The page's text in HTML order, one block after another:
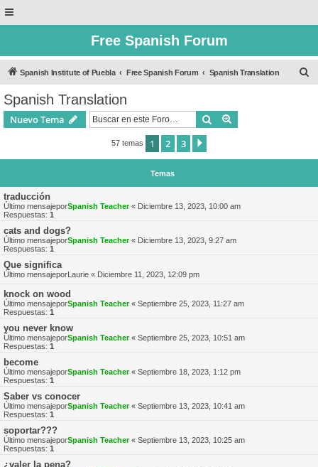
Free Spanish Forum
Spanish Institute of Puebla Free Spanish Forum Spanish Translation
Spanish Translation
Nuevo Tema Buscar
57 temas 1 2 3
Temas
traducción
Último mensajeporSpanish Teacher« Diciembre 13, 2023, 10:00 am
Respuestas: 1
cats and dogs?
Último mensajeporSpanish Teacher« Diciembre 13, 2023, 9:27 am
Respuestas: 1
Que significa
Último mensajeporLaurie « Diciembre 11, 2023, 12:09 pm
knock on wood
Último mensajeporSpanish Teacher« Septiembre 25, 2023, 11:27 am
Respuestas: 1
you never know
Último mensajeporSpanish Teacher« Septiembre 25, 2023, 10:51 am
Respuestas: 1
become
Último mensajeporSpanish Teacher« Septiembre 18, 2023, 1:12 pm
Respuestas: 1
Saber vs conocer
Último mensajeporSpanish Teacher« Septiembre 13, 2023, 10:41 am
Respuestas: 1
soportar???
Último mensajeporSpanish Teacher« Septiembre 13, 2023, 10:25 am
Respuestas: 1
¿valer la pena?